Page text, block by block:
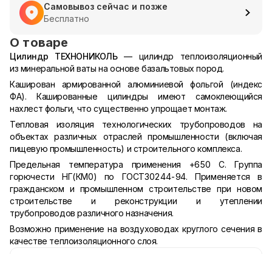
Самовывоз сейчас и позже
Бесплатно
О товаре
Цилиндр ТЕХНОНИКОЛЬ— цилиндр теплоизоляционный
из минеральной ваты на основе базальтовых пород.
Каширован армированной алюминиевой фольгой (индекс
ФА). Кашированные цилиндры имеют самоклеющийся
нахлест фольги, что существенно упрощает монтаж.
Тепловая изоляция технологических трубопроводов на
объектах различных отраслей промышленности (включая
пищевую промышленность) и строительного комплекса.
Предельная температура применения +650 С. Группа
горючести НГ(КМ0) по ГОСТ30244-94. Применяется в
гражданском и промышленном строительстве при новом
строительстве и реконструкции и утеплении
трубопроводов различного назначения.
Возможно применение на воздуховодах круглого сечения в
качестве теплоизоляционного слоя.